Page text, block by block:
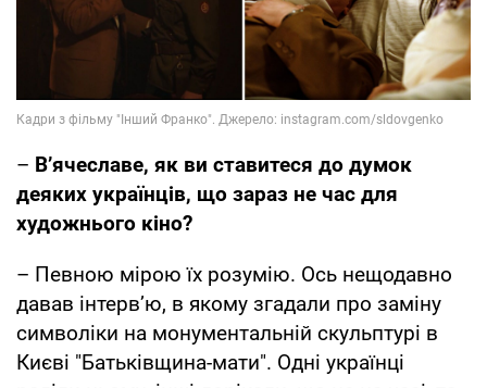
– В’ячеславе, як ви ставитеся до думок
деяких українців, що зараз не час для
художнього кіно?
– Певною мірою їх розумію. Ось нещодавно
давав інтерв’ю, в якому згадали про заміну
символіки на монументальній скульптурі в
Києві "Батьківщина-мати". Одні українці